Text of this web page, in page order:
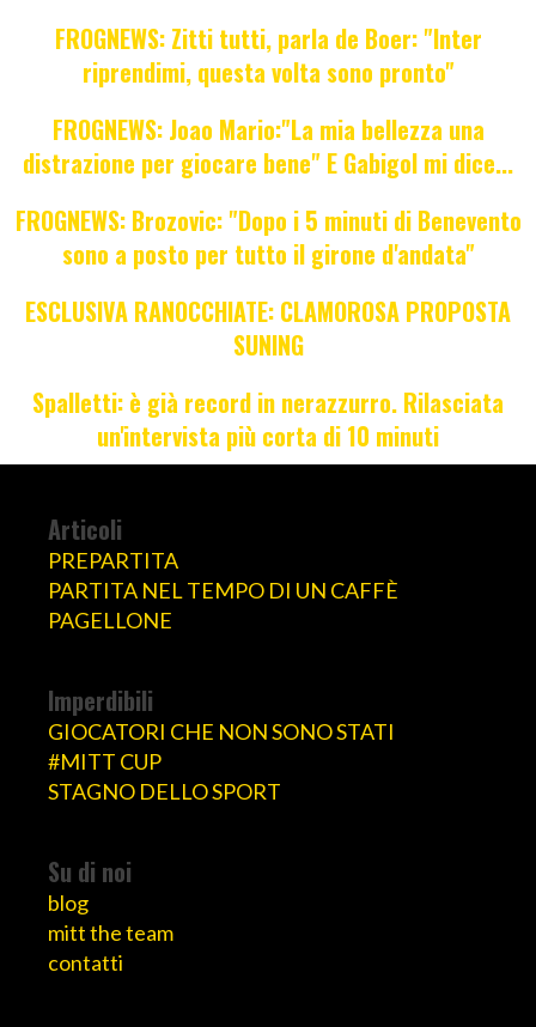
FROGNEWS: Zitti tutti, parla de Boer: "Inter
riprendimi, questa volta sono pronto"
FROGNEWS: Joao Mario:"La mia bellezza una
distrazione per giocare bene" E Gabigol mi dice...
FROGNEWS: Brozovic: "Dopo i 5 minuti di Benevento
sono a posto per tutto il girone d'andata"
ESCLUSIVA RANOCCHIATE: CLAMOROSA PROPOSTA
SUNING
Spalletti: è già record in nerazzurro. Rilasciata
un'intervista più corta di 10 minuti
Articoli
PREPARTITA
PARTITA NEL TEMPO DI UN CAFFÈ
PAGELLONE
Imperdibili
GIOCATORI CHE NON SONO STATI
#MITT CUP
STAGNO DELLO SPORT
Su di noi
blog
mitt the team
contatti